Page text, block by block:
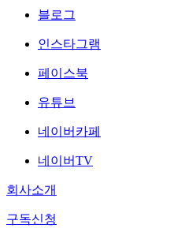
블로그
인스타그램
페이스북
유튜브
네이버카페
네이버TV
회사소개
구독신청